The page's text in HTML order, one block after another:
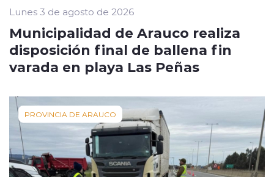
Lunes 3 de agosto de 2026
Municipalidad de Arauco realiza
disposición final de ballena fin
varada en playa Las Peñas
PROVINCIA DE ARAUCO